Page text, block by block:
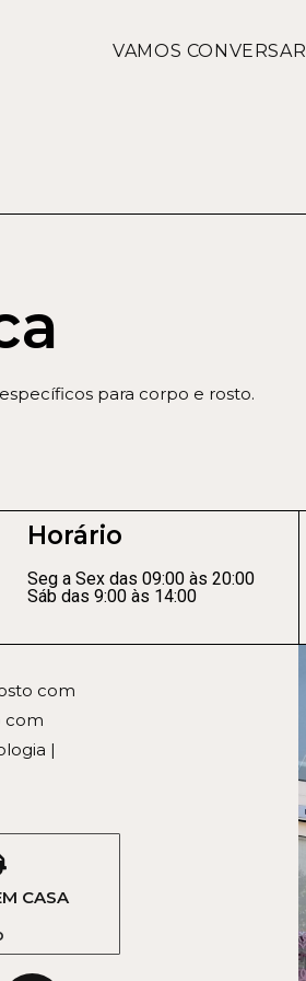
VAMOS CONVERSAR
para corpo e rosto.
Horário
Seg a Sex das 09:00 às 20:00
Sáb das 9:00 às 14:00
com
com
|
CASA